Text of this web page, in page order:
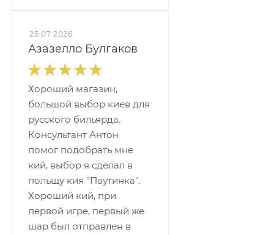
25.07.2026
Азазелло Булгаков
Хороший магазин,
большой выбор киев для
русского бильярда.
Консультант Антон
помог подобрать мне
кий, выбор я сделал в
польщу кия "Паутинка".
Хороший кий, при
первой игре, первый же
шар был отправлен в